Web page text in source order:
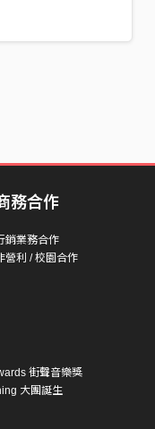
務合作
銷業務合作
營利 / 校園合作
街聲音樂獎
大團誕生